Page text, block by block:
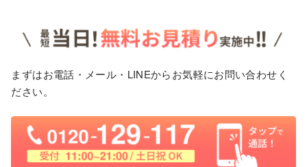
まずはお電話・メール・LINEからお気軽にお問い合わせく
ださい。